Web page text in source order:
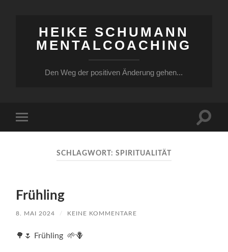
HEIKE SCHUMANN
MENTALCOACHING
Den Weg der positiven Änderung gehen...
Menü
SCHLAGWORT: SPIRITUALITÄT
Frühling
8. MAI 2024 / KEINE KOMMENTARE
🌳🌷 Frühling 🌱🪻